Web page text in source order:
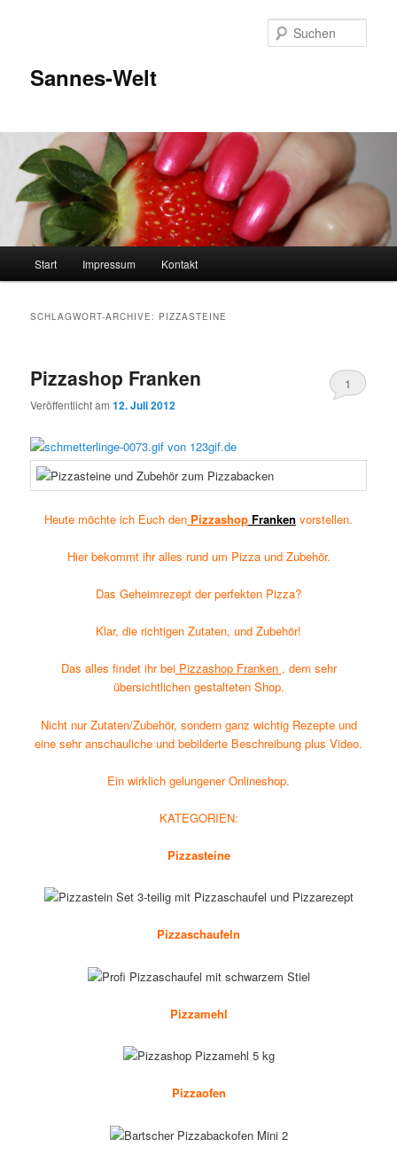
Sannes-Welt
Start Impressum Kontakt
SCHLAGWORT-ARCHIVE: PIZZASTEINE
Pizzashop Franken
Veröffentlicht am12. Juli 2012
1
Heute möchte ich Euch den Pizzashop Franken vorstellen.
Hier bekommt ihr alles rund um Pizza und Zubehör.
Das Geheimrezept der perfekten Pizza?
Klar, die richtigen Zutaten, und Zubehör!
Das alles findet ihr beiPizzashop Franken , dem sehr
übersichtlichen gestalteten Shop.
Nicht nur Zutaten/Zubehör, sondern ganz wichtig Rezepte und
eine sehr anschauliche und bebilderte Beschreibung plus Video.
Ein wirklich gelungener Onlineshop.
KATEGORIEN:
Pizzasteine
Pizzaschaufeln
Pizzamehl
Pizzaofen